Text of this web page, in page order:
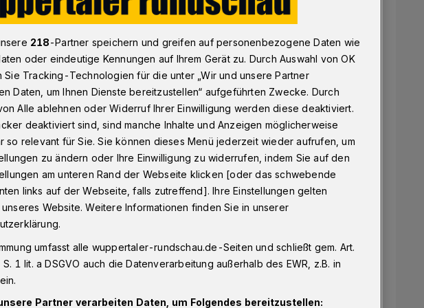
mit elf Kulturveranstaltungen​
mit elf
und Kulturorte der Kunst- und
während der Europäischen
Aktionen. Kulturorte besuchen, Kunst
beitragen – so lautet
218-Partner speichern und greifen auf personenbezogene Daten wie
oder eindeutige Kennungen auf Ihrem Gerät zu. Durch Auswahl von OK
Sie Tracking-Technologien für die unter „Wir und unsere Partner
Daten, um Ihnen Dienste bereitzustellen“ aufgeführten Zwecke. Durch
Alle ablehnen oder Widerruf Ihrer Einwilligung werden diese deaktiviert.
deaktiviert sind, sind manche Inhalte und Anzeigen möglicherweise
so relevant für Sie. Sie können dieses Menü jederzeit wieder aufrufen, um
zu ändern oder Ihre Einwilligung zu widerrufen, indem Sie auf den
am unteren Rand der Webseite klicken [oder das schwebende
links auf der Webseite, falls zutreffend]. Ihre Einstellungen gelten
Website. Weitere Informationen finden Sie in unserer
umfasst alle wuppertaler-rundschau.de-Seiten und schließt gem. Art.
1 lit. a DSGVO auch die Datenverarbeitung außerhalb des EWR, z.B. in
Partner verarbeiten Daten, um Folgendes bereitzustellen: